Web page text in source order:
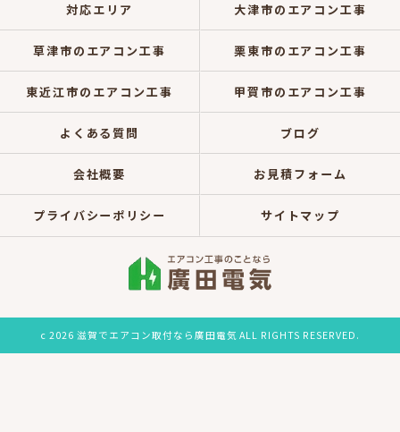
対応エリア 大津市のエアコン工事
草津市のエアコン工事 栗東市のエアコン工事
東近江市のエアコン工事 甲賀市のエアコン工事
よくある質問 ブログ
会社概要 お見積フォーム
プライバシーポリシー サイトマップ
c 2026 滋賀でエアコン取付なら廣田電気 ALL RIGHTS RESERVED.